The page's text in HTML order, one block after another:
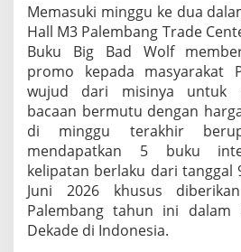
j
a
4
D
p
a
t
u
k
u
d
Memasuki minggu ke dua
Hall M3 Palembang Trade
Buku Big Bad Wolf
promo kepada masyarakat
wujud dari misinya untuk
bacaan bermutu dengan
di minggu terakhir
mendapatkan 5 buku
kelipatan berlaku dari tanggal
Juni 2026 khusus
Palembang tahun ini dalam
Dekade di Indonesia.